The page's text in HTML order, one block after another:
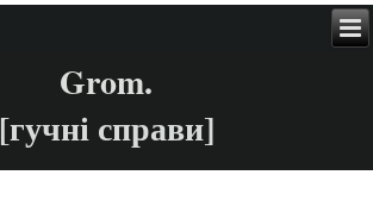
Grom.
[гучні справи]